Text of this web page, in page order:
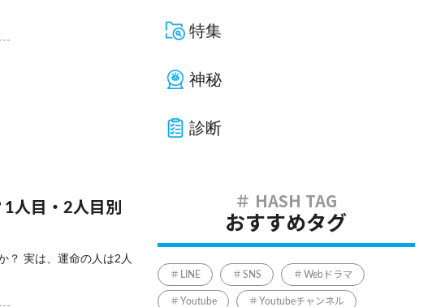
1人目・2人目別
？ 実は、運命の人は2人
特集
神秘
診断
おすすめタグ
LINE SNS Webドラマ
Youtube Youtubeチャンネル